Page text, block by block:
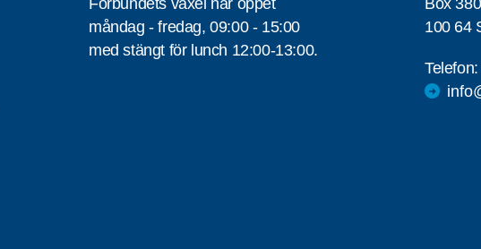
måndag - fredag, 09:00 - 15:00
med stängt för lunch 12:00-13:00.
100 64